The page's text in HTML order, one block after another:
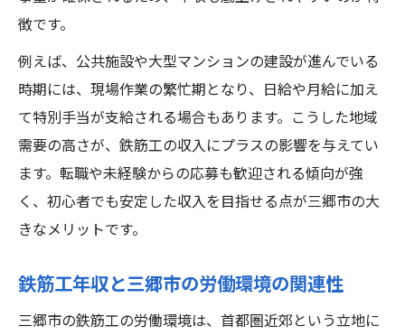
徴です。
例えば、公共施設や大型マンションの建設が進んでいる
時期には、現場作業の繁忙期となり、日給や月給に加え
て特別手当が支給される場合もあります。こうした地域
需要の高さが、鉄筋工の収入にプラスの影響を与えてい
ます。転職や未経験からの応募も歓迎される傾向が強
く、初心者でも安定した収入を目指せる点が三郷市の大
きなメリットです。
鉄筋工年収と三郷市の労働環境の関連性
三郷市の鉄筋工の労働環境は、首都圏近郊という立地に